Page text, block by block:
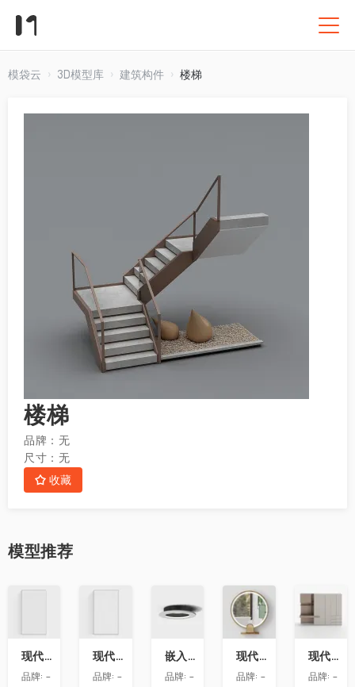
模袋云 3D模型库 建筑构件 楼梯
楼梯
品牌： 无
尺寸： 无
收藏
模型推荐
现代玻璃隔断
品牌: -
现代玻璃隔断
品牌: -
藏
嵌入式迷你小射灯
品牌: -
收
藏
现代圆形桌面智能化妆镜
品牌: -
收
现代极简免拉手衣柜带书桌
品牌: -